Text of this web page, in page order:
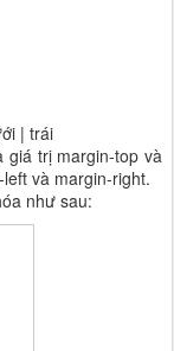
| trái
giá trị margin-top và
và margin-right.
như sau: